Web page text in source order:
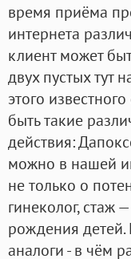
время приёма
интернета
клиент может
двух пустых тут
этого
быть такие
действия:
можно в нашей
не только о
гинеколог, стаж
рождения
аналоги - в чём